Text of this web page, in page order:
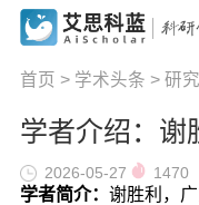
首页 > 学术头条 > 研
学者介绍：谢
2026-05-27 1470
学者简介： 谢胜利，